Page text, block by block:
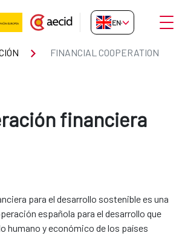
EN-GB
FINANCIAL COOPERATION
financiera
para el desarrollo sostenible es una
española para el desarrollo que
humano y económico de los países